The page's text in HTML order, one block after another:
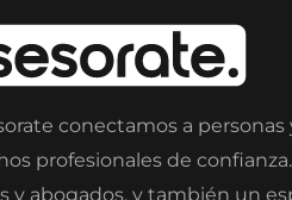
conectamos a
profesionales de
y abogados, y también un